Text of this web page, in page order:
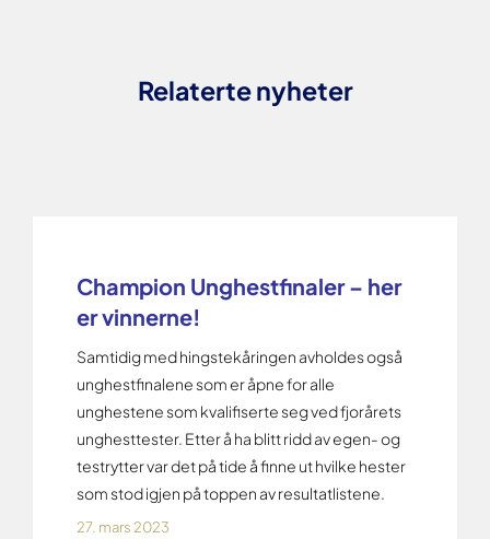
Relaterte nyheter
Champion Unghestfinaler – her
er vinnerne!
Samtidig med hingstekåringen avholdes også
unghestfinalene som er åpne for alle
unghestene som kvalifiserte seg ved fjorårets
unghesttester. Etter å ha blitt ridd av egen- og
testrytter var det på tide å finne ut hvilke hester
som stod igjen på toppen av resultatlistene.
27. mars 2023